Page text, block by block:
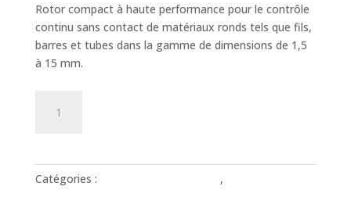
Rotor compact à haute performance pour le contrôle
continu sans contact de matériaux ronds tels que fils,
barres et tubes dans la gamme de dimensions de 1,5
à 15 mm.
Compact
Catégories : ,